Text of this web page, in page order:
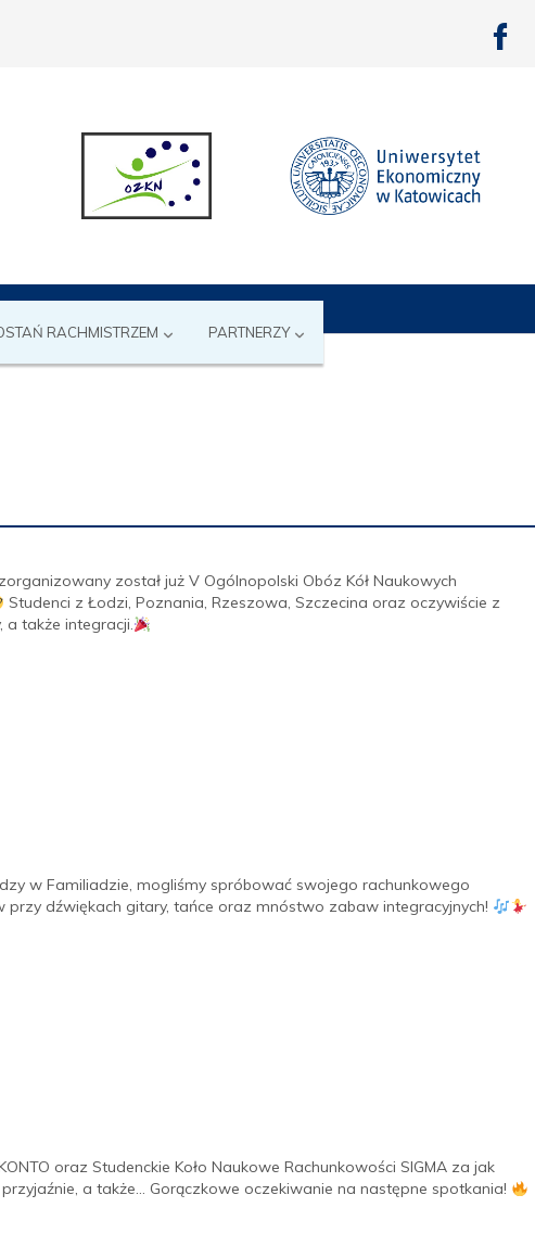
RACHMISTRZEM PARTNERZY
został już V Ogólnopolski Obóz Kół Naukowych
Studenci z Łodzi, Poznania, Rzeszowa, Szczecina oraz oczywiście z
a także integracji.
w Familiadzie, mogliśmy spróbować swojego rachunkowego
przy dźwiękach gitary, tańce oraz mnóstwo zabaw integracyjnych!
oraz Studenckie Koło Naukowe Rachunkowości SIGMA za jak
a także… Gorączkowe oczekiwanie na następne spotkania!